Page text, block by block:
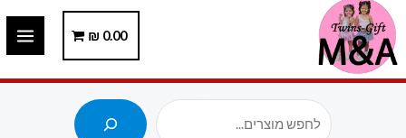
דילוג
לתוכן
0.00
₪